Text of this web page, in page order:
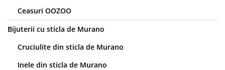
Ceasuri OOZOO
Bijuterii cu sticla de Murano
Cruciulite din sticla de Murano
Inele din sticla de Murano